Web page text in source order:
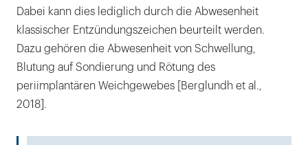
Dabei kann dies lediglich durch die Abwesenheit
klassischer Entzündungszeichen beurteilt werden.
Dazu gehören die Abwesenheit von Schwellung,
Blutung auf Sondierung und Rötung des
periimplantären Weichgewebes [Berglundh et al.,
2018].